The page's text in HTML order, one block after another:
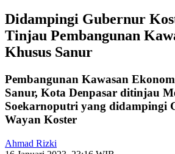
Didampingi Gubernur
Tinjau Pembangunan
Khusus Sanur
Pembangunan Kawasan
Sanur, Kota Denpasar ditinjau
Soekarnoputri yang didampingi
Wayan Koster
Ahmad Rizki